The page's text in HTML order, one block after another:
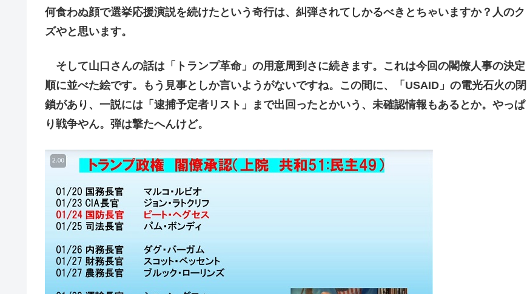
何食わぬ顔で選挙応援演説を続けたという奇行は、糾弾されてしかるべきとちゃいますか？人のク
ズやと思います。
そして山口さんの話は「トランプ革命」の用意周到さに続きます。これは今回の閣僚人事の決定
順に並べた絵です。もう見事としか言いようがないですね。この間に、「USAID」の電光石火の閉
鎖があり、一説には「逮捕予定者リスト」まで出回ったとかいう、未確認情報もあるとか。やっぱ
り戦争やん。弾は撃たへんけど。